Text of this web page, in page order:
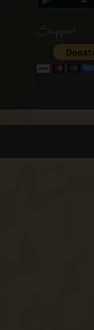
Support